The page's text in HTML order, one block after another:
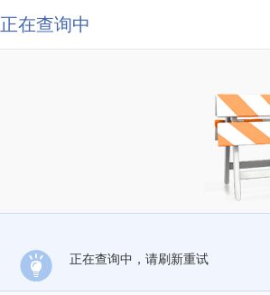
正在查询中
正在查询中，请刷新重试